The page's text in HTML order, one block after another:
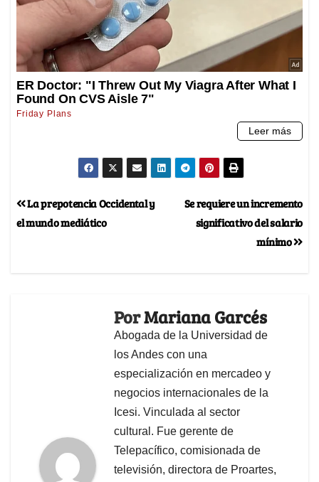
Se requiere un incremento
significativo del salario
mínimo
La prepotencia Occidental y
el mundo mediático
PorMariana Garcés
Abogada de la Universidad de
los Andes con una
especialización en mercadeo y
negocios internacionales de la
Icesi. Vinculada al sector
cultural. Fue gerente de
Telepacífico, comisionada de
televisión, directora de Proartes,